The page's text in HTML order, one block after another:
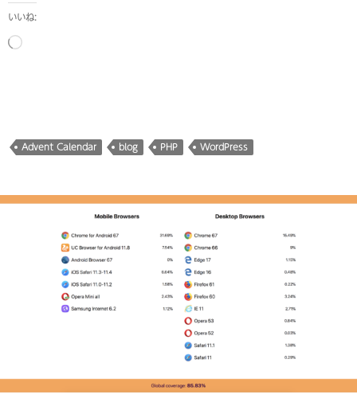
いいね:
読
Advent Calendar blog PHP WordPress